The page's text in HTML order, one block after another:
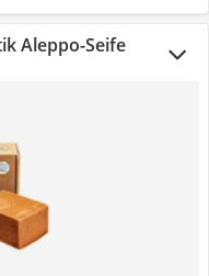
Aleppo-Seife